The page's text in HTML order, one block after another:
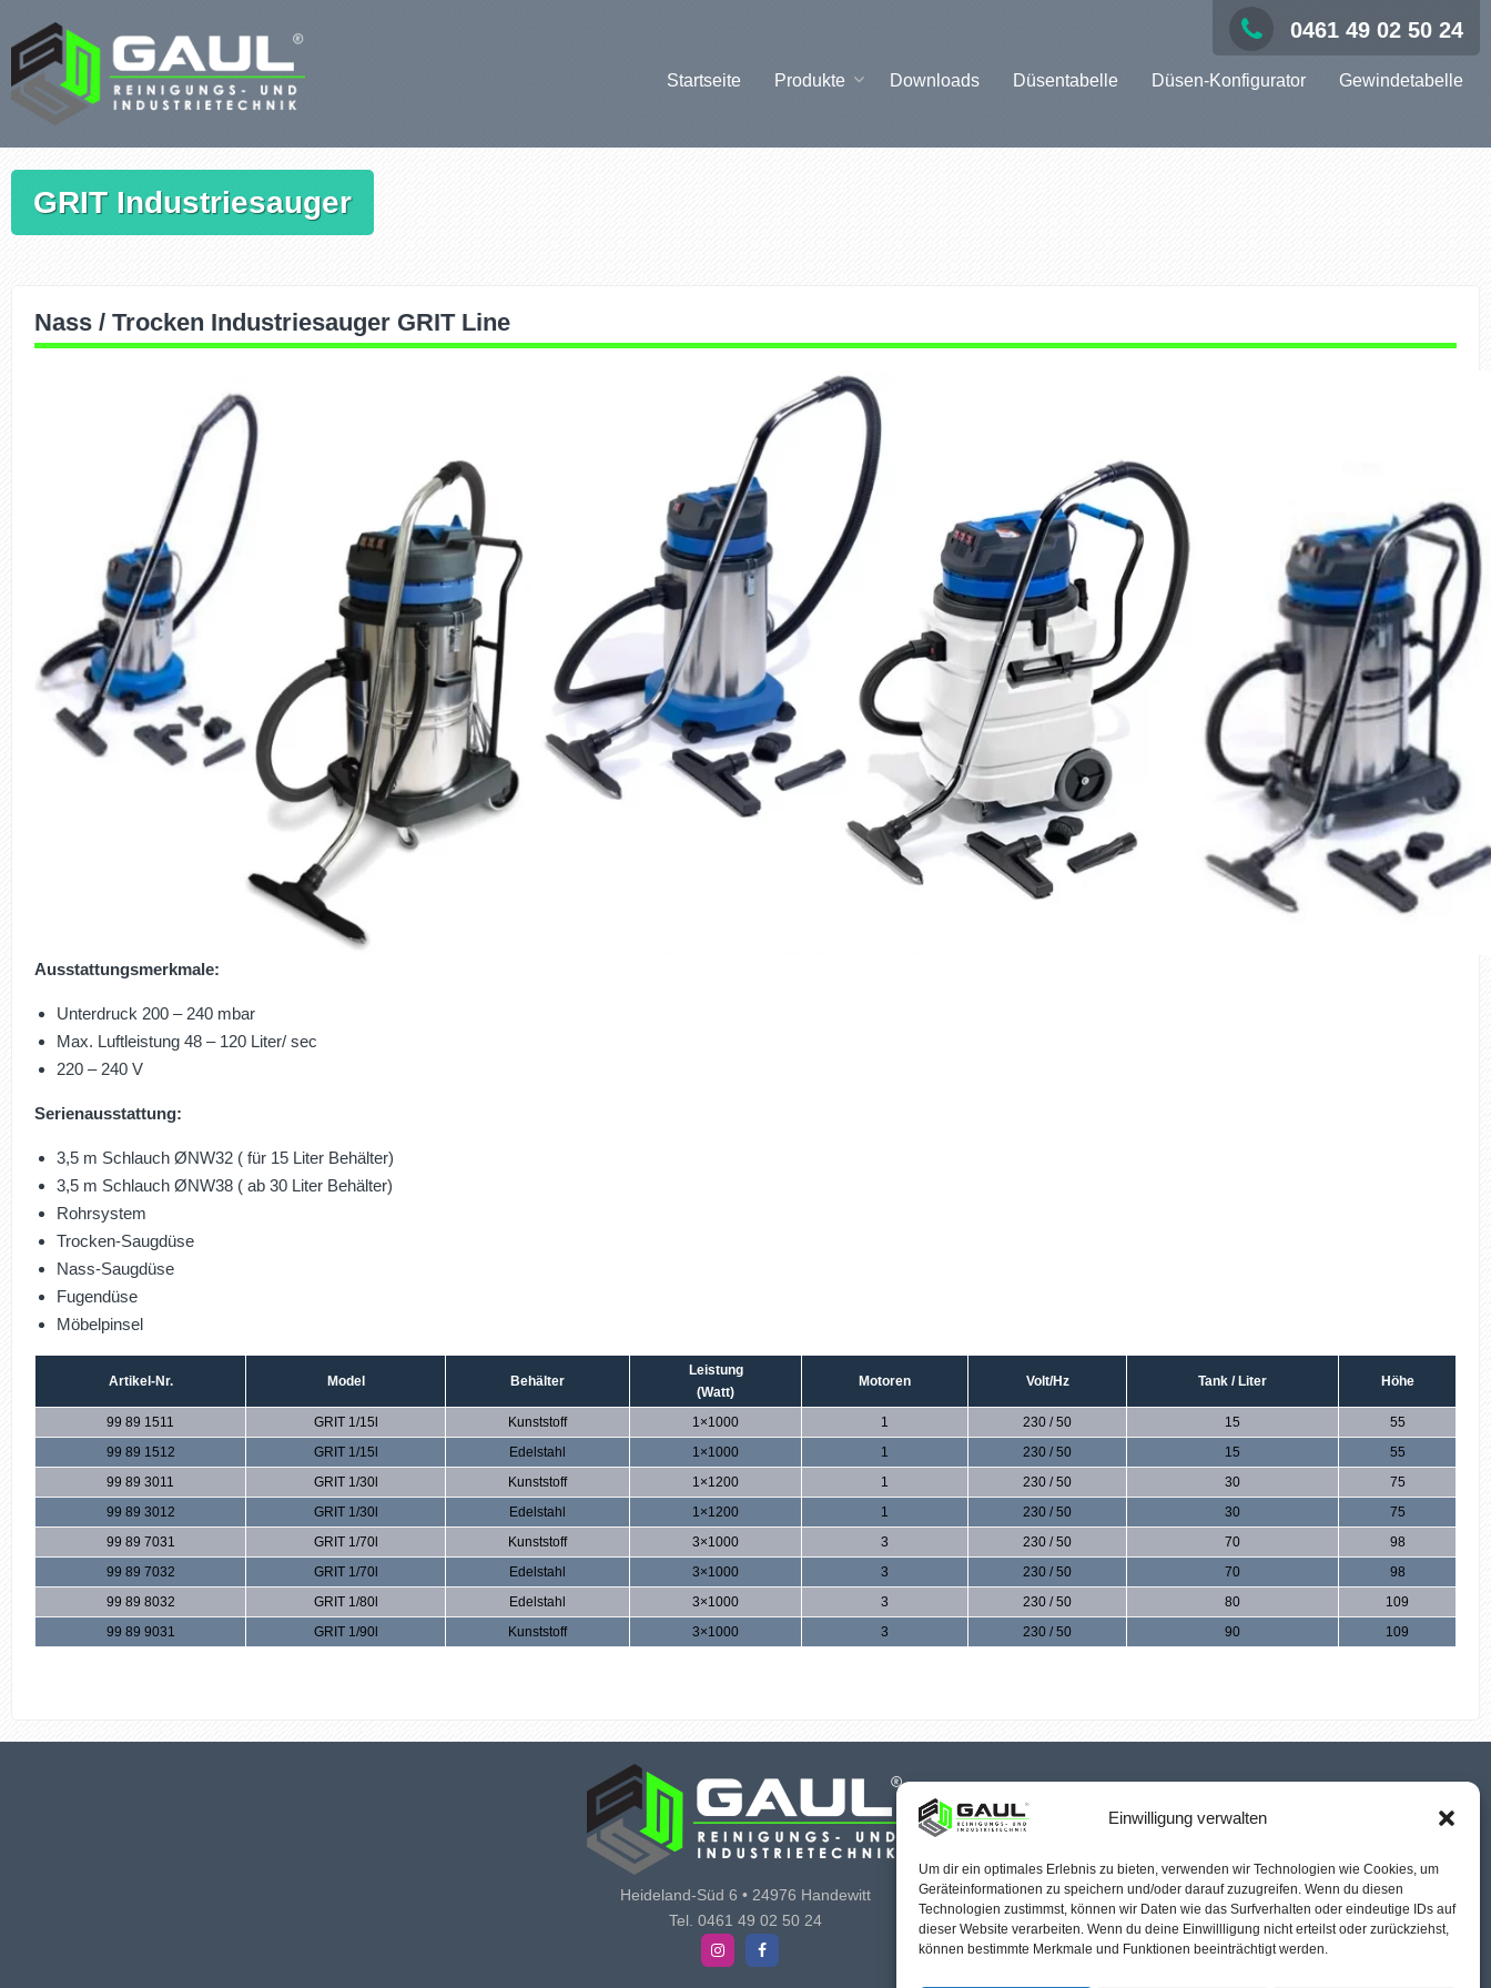
Einwilligung verwalten
Um dir ein optimales Erlebnis zu bieten, verwenden wir Technologien wie Cookies, um
Geräteinformationen zu speichern und/oder darauf zuzugreifen. Wenn du diesen
Technologien zustimmst, können wir Daten wie das Surfverhalten oder eindeutige IDs auf
dieser Website verarbeiten. Wenn du deine Einwillligung nicht erteilst oder zurückziehst,
können bestimmte Merkmale und Funktionen beeinträchtigt werden.
Inhalt
springen
0461 49 02 50 24
Startseite Produkte Downloads Düsentabelle Düsen-Konfigurator Gewindetabelle
GRIT Industriesauger
Nass / Trocken Industriesauger GRIT Line
Ausstattungsmerkmale:
Unterdruck 200 – 240 mbar
Max. Luftleistung 48 – 120 Liter/ sec
220 – 240 V
Serienausstattung:
3,5 m Schlauch ØNW32 ( für 15 Liter Behälter)
3,5 m Schlauch ØNW38 ( ab 30 Liter Behälter)
Rohrsystem
Trocken-Saugdüse
Nass-Saugdüse
Fugendüse
Möbelpinsel
Artikel-Nr. Model Behälter
Leistung
(Watt)
Motoren Volt/Hz Tank / Liter Höhe
99 89 1511 GRIT 1/15l Kunststoff 1×1000 1 230 / 50 15
55
99 89 1512
GRIT 1/15l Edelstahl 1×1000 1 230 / 50 15
55
99 89 3011
GRIT 1/30l Kunststoff 1×1200 1 230 / 50 30
75
99 89 3012
GRIT 1/30l Edelstahl 1×1200 1 230 / 50 30
75
99 89 7031
GRIT 1/70l Kunststoff 3×1000 3 230 / 50 70
98
99 89 7032
GRIT 1/70l Edelstahl 3×1000 3 230 / 50 70
98
99 89 8032
GRIT 1/80l Edelstahl 3×1000 3 230 / 50 80
109
99 89 9031
GRIT 1/90l Kunststoff 3×1000 3 230 / 50 90 109
Heideland‑Süd 6 • 24976 Handewitt
Tel. 0461 49 02 50 24